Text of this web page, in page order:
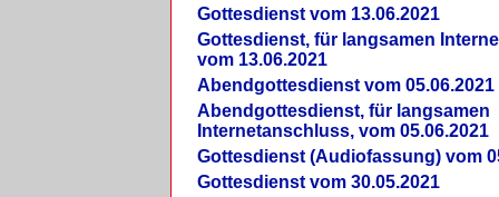
Gottesdienst vom 13.06.2021
Gottesdienst, für langsamen
vom 13.06.2021
Abendgottesdienst vom 05.06.2021
Abendgottesdienst, für langsamen
Internetanschluss, vom 05.06.2021
Gottesdienst (Audiofassung) vom
Gottesdienst vom 30.05.2021